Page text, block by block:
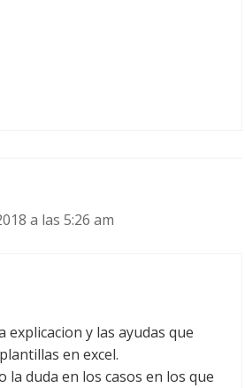
a las 5:26 am
explicacion y las ayudas que
en excel.
la duda en los casos en los que